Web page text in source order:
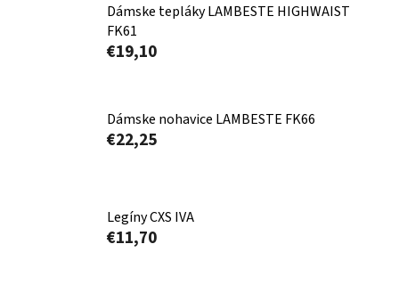
Dámske tepláky LAMBESTE HIGHWAIST
FK61
€19,10
Dámske nohavice LAMBESTE FK66
€22,25
Legíny CXS IVA
€11,70